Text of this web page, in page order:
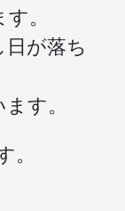
。
日が落ち
す。
。